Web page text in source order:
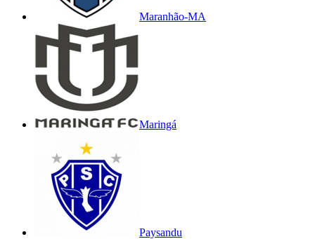
Maranhão-MA
Maringá
Paysandu